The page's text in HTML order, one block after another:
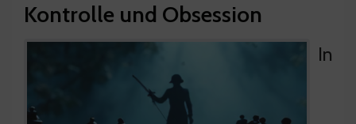
Kontrolle und Obsession
In